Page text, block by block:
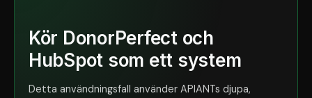
Kör DonorPerfect och
HubSpot som ett system
Detta användningsfall använder APIANTs djupa,